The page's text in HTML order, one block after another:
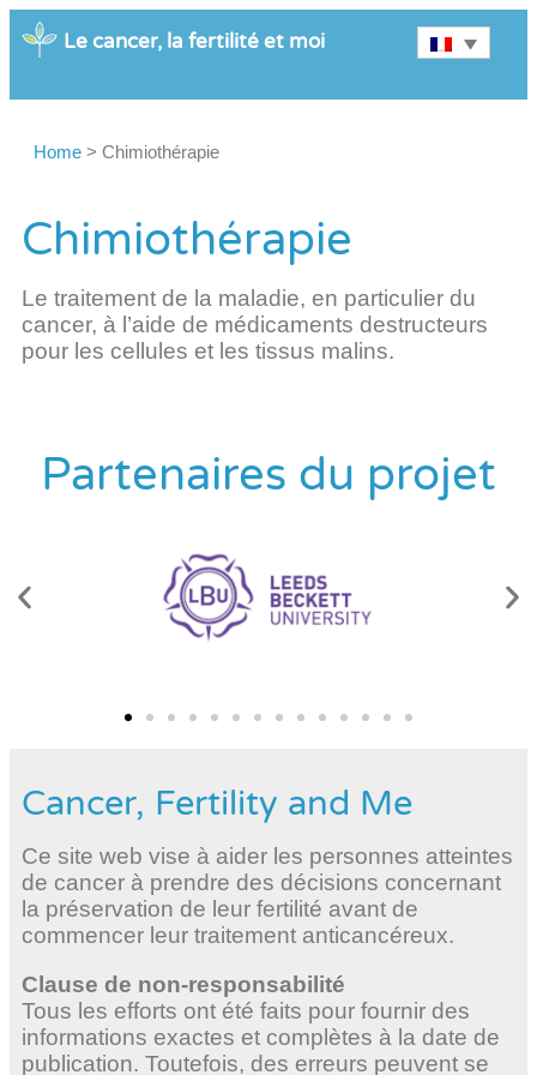
Le cancer, la fertilité et moi
Home > Chimiothérapie
Chimiothérapie
Le traitement de la maladie, en particulier du
cancer, à l’aide de médicaments destructeurs
pour les cellules et les tissus malins.
Partenaires du projet
Cancer, Fertility and Me
Ce site web vise à aider les personnes atteintes
de cancer à prendre des décisions concernant
la préservation de leur fertilité avant de
commencer leur traitement anticancéreux.
Clause de non-responsabilité
Tous les efforts ont été faits pour fournir des
informations exactes et complètes à la date de
publication. Toutefois, des erreurs peuvent se